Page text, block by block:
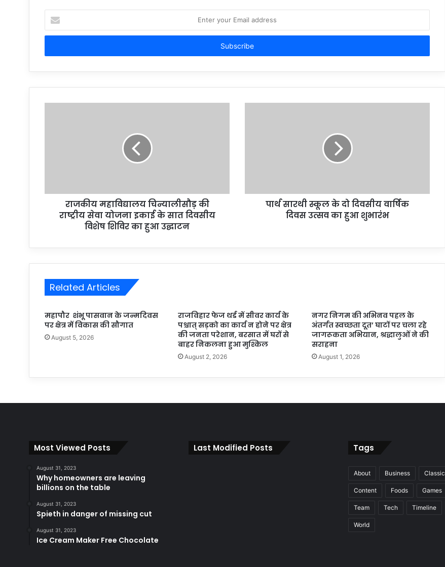
your
Email
राजकीय महाविद्यालय चिन्यालीसौड़ की
राष्ट्रीय सेवा योजना इकाई के सात दिवसीय
विशेष शिविर का हुआ उद्घाटन
पार्थ सारथी स्कूल के दो दिवसीय वार्षिक
दिवस उत्सव का हुआ शुभारंभ
Related Articles
महापौर शंभू पासवान के जन्मदिवस
पर क्षेत्र में विकास की सौगात
August 5, 2026
राजविहार फेज थर्ड में सीवर कार्य के
पश्चात् सड़को का कार्य न होने पर क्षेत्र
की जनता परेशान, बरसात में घरों से
बाहर निकलना हुआ मुश्किल
August 2, 2026
नगर निगम की अभिनव पहल के
अंतर्गत स्वच्छता दूत’ घाटों पर चला रहे
जागरूकता अभियान, श्रद्धालुओं ने की
सराहना
August 1, 2026
Most Viewed Posts
August 31, 2023
Why homeowners are leaving
billions on the table
August 31, 2023
Spieth in danger of missing cut
August 31, 2023
Ice Cream Maker Free Chocolate
Last Modified Posts Tags
About Business Classic
Content Foods Games
Team Tech Timeline
World